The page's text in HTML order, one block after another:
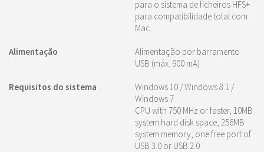
para o sistema de ficheiros HFS+
para compatibilidade total com
Mac.
Alimentação
Alimentação por barramento
USB (máx. 900 mA)
Requisitos do sistema
Windows 10 / Windows 8.1 /
Windows 7
CPU with 750 MHz or faster, 10MB
system hard disk space, 256MB
system memory, one free port of
USB 3.0 or USB 2.0